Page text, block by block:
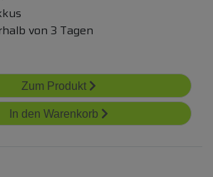
von 3 Tagen
Zum Produkt
In den Warenkorb